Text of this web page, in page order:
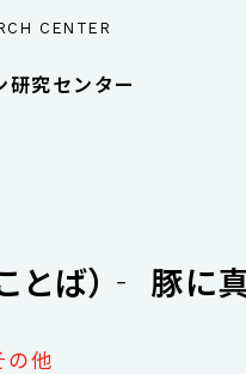
CENTER
研究センター
とば）‐ 豚に
の他